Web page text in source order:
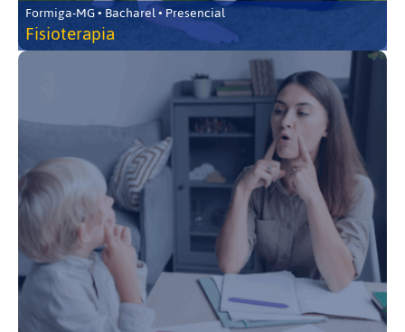
Formiga-MG • Bacharel • Presencial
Fisioterapia